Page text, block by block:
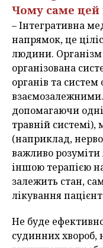
Чому саме цей
– Інтегративна
напрямок, це
людини.
організована
органів та систем
допомагаючи
травній
(наприклад,
важливо
іншою терапією
залежить стан,
лікування
Не буде
судинних хвороб,